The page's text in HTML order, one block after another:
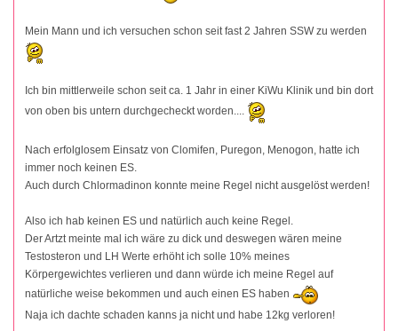
Mein Mann und ich versuchen schon seit fast 2 Jahren SSW zu werden
Ich bin mittlerweile schon seit ca. 1 Jahr in einer KiWu Klinik und bin dort
von oben bis untern durchgecheckt worden....
Nach erfolglosem Einsatz von Clomifen, Puregon, Menogon, hatte ich
immer noch keinen ES.
Auch durch Chlormadinon konnte meine Regel nicht ausgelöst werden!
Also ich hab keinen ES und natürlich auch keine Regel.
Der Artzt meinte mal ich wäre zu dick und deswegen wären meine
Testosteron und LH Werte erhöht ich solle 10% meines
Körpergewichtes verlieren und dann würde ich meine Regel auf
natürliche weise bekommen und auch einen ES haben
Naja ich dachte schaden kanns ja nicht und habe 12kg verloren!